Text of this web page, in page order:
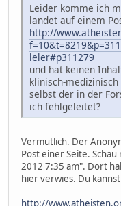
Leider komme ich
landet auf einem
http://
leler#p311279
und hat keinen
klinisch-
selbst der in der
ich fehlgeleitet?
Vermutlich. Der
Post einer Seite.
2012 7:35 am". Dort
hier verwies. Du
http://